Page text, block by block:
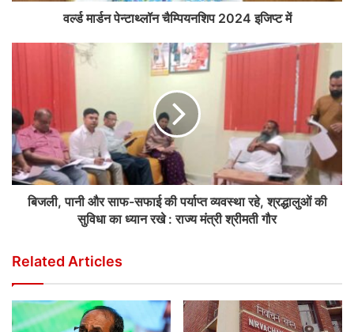
वर्ल्ड मार्डन पेन्टाथ्लॉन चैम्पियनशिप 2024 इजिप्ट में
बिजली, पानी और साफ-सफाई की पर्याप्त व्यवस्था रहे, श्रद्धालुओं की
सुविधा का ध्यान रखे : राज्य मंत्री श्रीमती गौर
Related Articles